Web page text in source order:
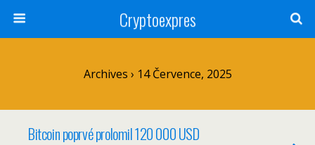
Cryptoexpres
Archives › 14 Července, 2025
Bitcoin poprvé prolomil 120 000 USD